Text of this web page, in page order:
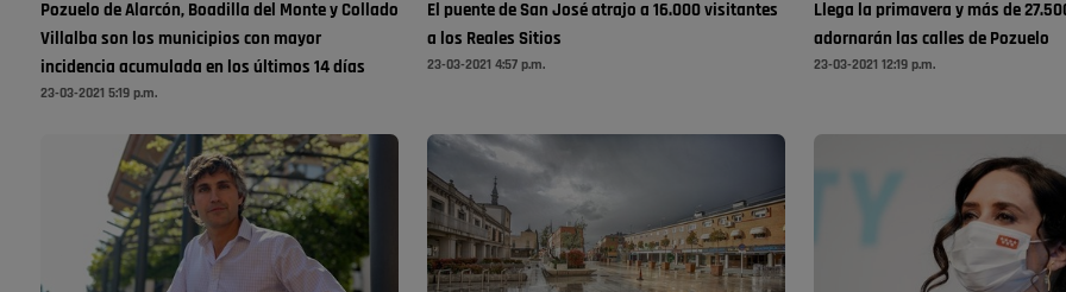
Pozuelo de Alarcón, Boadilla del Monte y Collado
Villalba son los municipios con mayor
incidencia acumulada en los últimos 14 días
23-03-2021 5:19 p.m.
El puente de San José atrajo a 16.000 visitantes
a los Reales Sitios
23-03-2021 4:57 p.m.
Llega la primavera y más de
adornarán las calles de Pozuelo
23-03-2021 12:19 p.m.